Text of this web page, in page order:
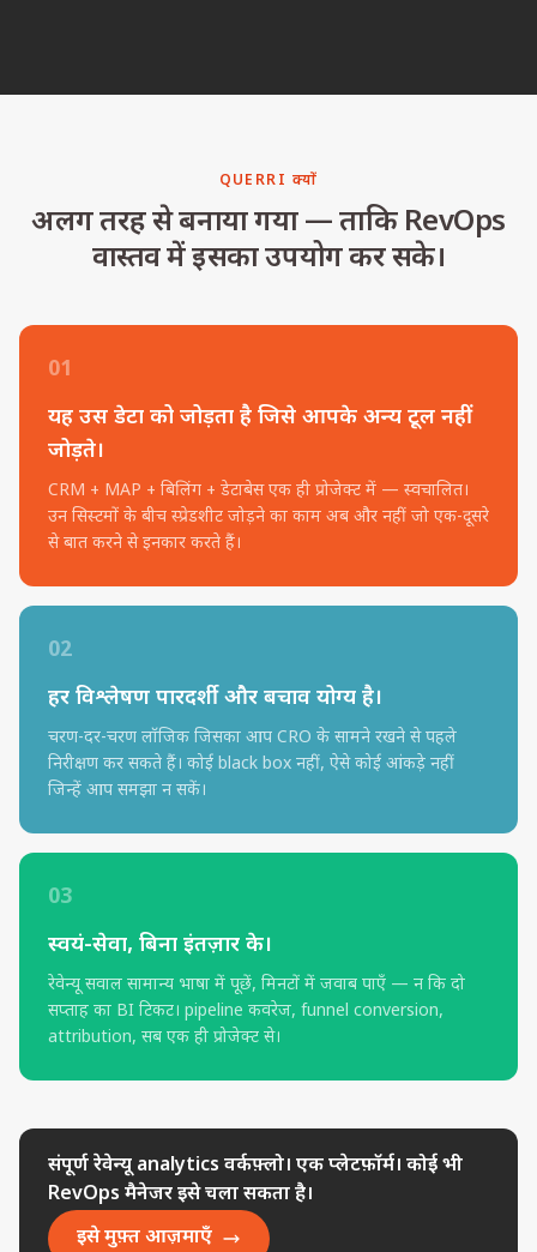
QUERRI क्यों
अलग तरह से बनाया गया — ताकि RevOps
वास्तव में इसका उपयोग कर सके।
01
यह उस डेटा को जोड़ता है जिसे आपके अन्य टूल नहीं
जोड़ते।
CRM + MAP + बिलिंग + डेटाबेस एक ही प्रोजेक्ट में — स्वचालित।
उन सिस्टमों के बीच स्प्रेडशीट जोड़ने का काम अब और नहीं जो एक-दूसरे
से बात करने से इनकार करते हैं।
02
हर विश्लेषण पारदर्शी और बचाव योग्य है।
चरण-दर-चरण लॉजिक जिसका आप CRO के सामने रखने से पहले
निरीक्षण कर सकते हैं। कोई black box नहीं, ऐसे कोई आंकड़े नहीं
जिन्हें आप समझा न सकें।
03
स्वयं-सेवा, बिना इंतज़ार के।
रेवेन्यू सवाल सामान्य भाषा में पूछें, मिनटों में जवाब पाएँ — न कि दो
सप्ताह का BI टिकट। pipeline कवरेज, funnel conversion,
attribution, सब एक ही प्रोजेक्ट से।
संपूर्ण रेवेन्यू analytics वर्कफ़्लो। एक प्लेटफ़ॉर्म। कोई भी
RevOps मैनेजर इसे चला सकता है।
इसे मुफ़्त आज़माएँ